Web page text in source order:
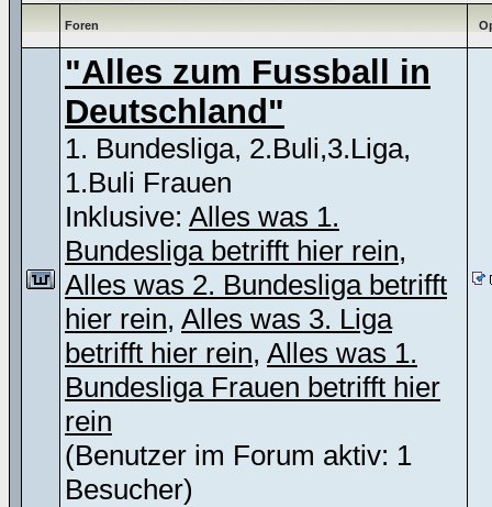
Foren
"Alles zum Fussball in
Deutschland"
1. Bundesliga, 2.Buli,3.Liga,
1.Buli Frauen
Inklusive: Alles was 1.
Bundesliga betrifft hier rein,
Alles was 2. Bundesliga betrifft
hier rein, Alles was 3. Liga
betrifft hier rein, Alles was 1.
Bundesliga Frauen betrifft hier
rein
(Benutzer im Forum aktiv: 1
Besucher)